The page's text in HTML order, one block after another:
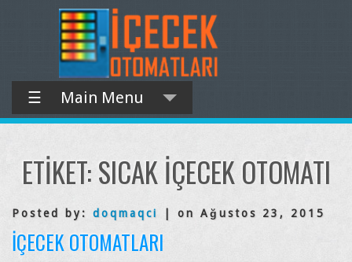
☰ Main Menu
ETIKET:SICAK İÇECEK OTOMATI
Posted by: doqmaqci | on Ağustos 23, 2015
İÇECEK OTOMATLARI